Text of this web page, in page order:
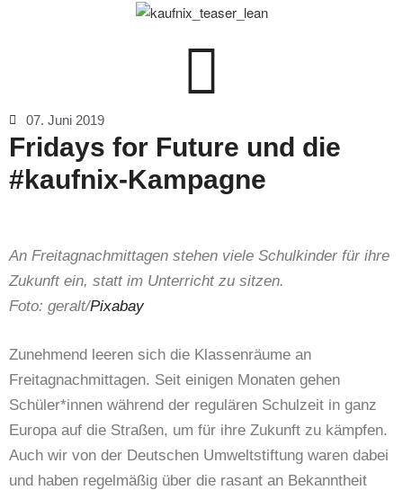
07. Juni 2019
Fridays for Future und die
#kaufnix-Kampagne
An Freitagnachmittagen stehen viele Schulkinder für ihre
Zukunft ein, statt im Unterricht zu sitzen.
Foto: geralt/Pixabay
Zunehmend leeren sich die Klassenräume an
Freitagnachmittagen. Seit einigen Monaten gehen
Schüler*innen während der regulären Schulzeit in ganz
Europa auf die Straßen, um für ihre Zukunft zu kämpfen.
Auch wir von der Deutschen Umweltstiftung waren dabei
und haben regelmäßig über die rasant an Bekanntheit